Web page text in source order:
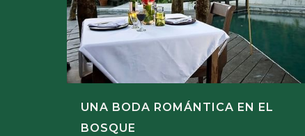
UNA BODA ROMÁNTICA EN EL
BOSQUE